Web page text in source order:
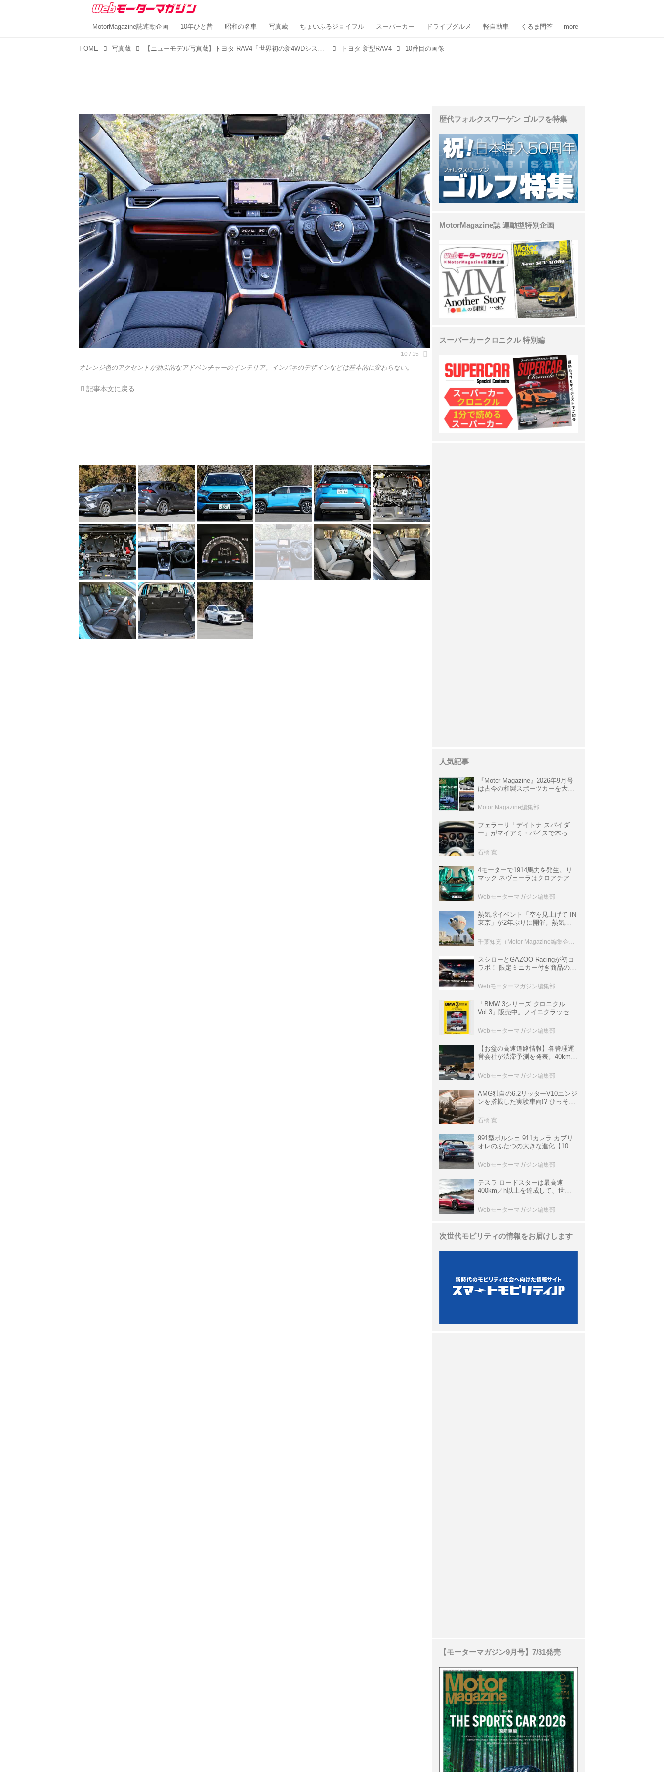
MotorMagazine誌連動企画 10年ひと昔 昭和の名車 写真蔵 ちょいふるジョイフル スーパーカー ドライブグルメ 軽自動車 くるま問答 more
HOME 写真蔵 【ニューモデル写真蔵】トヨタ RAV4「世界初の新4WDシステムも採用し、ミドルクラスSUV市場に再参戦」 トヨタ 新型RAV4 10番目の画像
オレンジ色のアクセントが効果的なアドベンチャーのインテリア。インパネのデザインなどは基本的に変わらない。
記事本文に戻る
歴代フォルクスワーゲン ゴルフを特集
MotorMagazine誌 連動型特別企画
スーパーカークロニクル 特別編
人気記事
『Motor Magazine』2026年9月号
は古今の和製スポーツカーを大特
情報も満載
Motor Magazine編集部
フェラーリ「デイトナ スパイダ
ー」がマイアミ・バイスで木っ端
サ」に化けた理由
石橋 寛
4モーターで1914馬力を発生。リ
マック ネヴェーラはクロアチア発
ロニクル・完全版／115】
Webモーターマガジン編集部
熱気球イベント「空を見上げて IN
東京」が2年ぶりに開催。熱気球
室などのコンテンツも
スシローとGAZOO Racingが初コ
ラボ！ 限定ミニカー付き商品の
ト体験があたる抽選企画などを展
開
Webモーターマガジン編集部
「BMW 3シリーズ クロニクル
Vol.3」販売中。ノイエクラッセか
ムック
Webモーターマガジン編集部
【お盆の高速道路情報】各管理運
営会社が渋滞予測を発表。40km以
数ある
Webモーターマガジン編集部
AMG独自の6.2リッターV10エンジ
ンを搭載した実験車両!? ひっそり
P900 プロトタイプ」とは
石橋 寛
991型ポルシェ 911カレラ カブリ
オレのふたつの大きな進化【10年
Webモーターマガジン編集部
テスラ ロードスターは最高速
400km／h以上を達成して、世界
ーカークロニクル・完全版／
113】
Webモーターマガジン編集部
次世代モビリティの情報をお届けします
【モーターマガジン9月号】7/31発売